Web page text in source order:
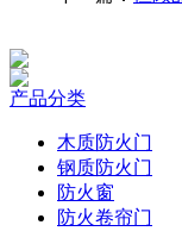
产品分类
木质防火门
钢质防火门
防火窗
防火卷帘门